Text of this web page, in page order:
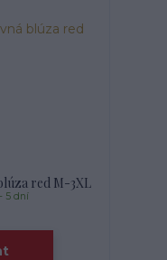
red M-3XL
5 dní